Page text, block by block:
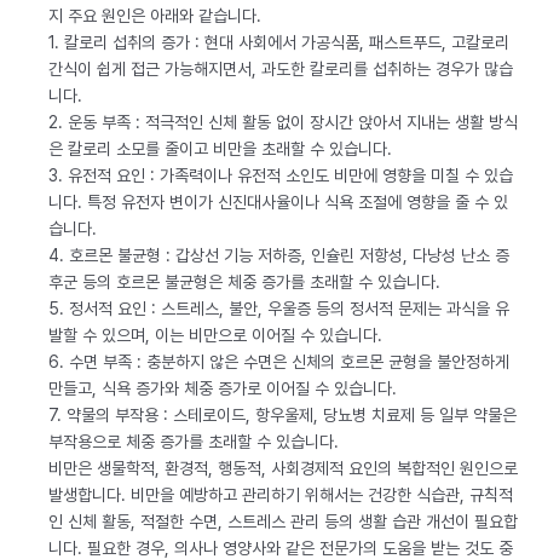
지 주요 원인은 아래와 같습니다.
1. 칼로리 섭취의 증가 : 현대 사회에서 가공식품, 패스트푸드, 고칼로리
간식이 쉽게 접근 가능해지면서, 과도한 칼로리를 섭취하는 경우가 많습
니다.
2. 운동 부족 : 적극적인 신체 활동 없이 장시간 앉아서 지내는 생활 방식
은 칼로리 소모를 줄이고 비만을 초래할 수 있습니다.
3. 유전적 요인 : 가족력이나 유전적 소인도 비만에 영향을 미칠 수 있습
니다. 특정 유전자 변이가 신진대사율이나 식욕 조절에 영향을 줄 수 있
습니다.
4. 호르몬 불균형 : 갑상선 기능 저하증, 인슐린 저항성, 다낭성 난소 증
후군 등의 호르몬 불균형은 체중 증가를 초래할 수 있습니다.
5. 정서적 요인 : 스트레스, 불안, 우울증 등의 정서적 문제는 과식을 유
발할 수 있으며, 이는 비만으로 이어질 수 있습니다.
6. 수면 부족 : 충분하지 않은 수면은 신체의 호르몬 균형을 불안정하게
만들고, 식욕 증가와 체중 증가로 이어질 수 있습니다.
7. 약물의 부작용 : 스테로이드, 항우울제, 당뇨병 치료제 등 일부 약물은
부작용으로 체중 증가를 초래할 수 있습니다.
비만은 생물학적, 환경적, 행동적, 사회경제적 요인의 복합적인 원인으로
발생합니다. 비만을 예방하고 관리하기 위해서는 건강한 식습관, 규칙적
인 신체 활동, 적절한 수면, 스트레스 관리 등의 생활 습관 개선이 필요합
니다. 필요한 경우, 의사나 영양사와 같은 전문가의 도움을 받는 것도 중